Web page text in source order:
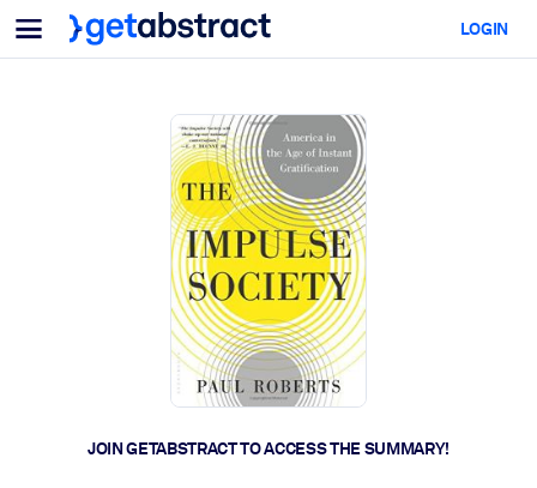
Menu
For Teams & Leaders
Equip your employees with critical AI skills.
Leadership Development
Prepare your leaders for the next era of work.
Collaborative Learning
Make it easy for teams to learn together, solve real problems, and
Upskilling & Reskilling
For AI Systems
LOGIN
JOIN GETABSTRACT TO ACCESS THE SUMMARY!